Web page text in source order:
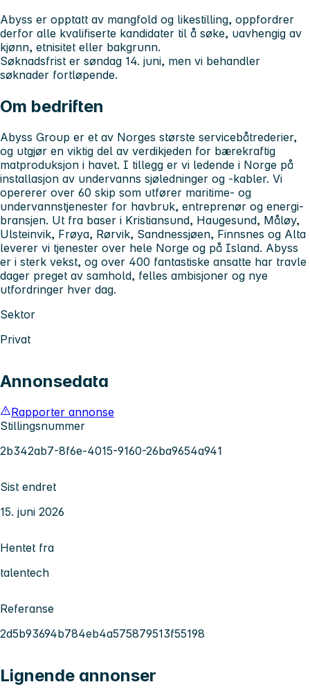
Abyss er opptatt av mangfold og likestilling, oppfordrer
derfor alle kvalifiserte kandidater til å søke, uavhengig av
kjønn, etnisitet eller bakgrunn.
Søknadsfrist er søndag 14. juni, men vi behandler
søknader fortløpende.
Om bedriften
Abyss Group er et av Norges største servicebåtrederier,
og utgjør en viktig del av verdikjeden for bærekraftig
matproduksjon i havet. I tillegg er vi ledende i Norge på
installasjon av undervanns sjøledninger og -kabler. Vi
opererer over 60 skip som utfører maritime- og
undervannstjenester for havbruk, entreprenør og energi-
bransjen. Ut fra baser i Kristiansund, Haugesund, Måløy,
Ulsteinvik, Frøya, Rørvik, Sandnessjøen, Finnsnes og Alta
leverer vi tjenester over hele Norge og på Island. Abyss
er i sterk vekst, og over 400 fantastiske ansatte har travle
dager preget av samhold, felles ambisjoner og nye
utfordringer hver dag.
Sektor
Privat
Annonsedata
Rapporter annonse
Stillingsnummer
2b342ab7-8f6e-4015-9160-26ba9654a941
Sist endret
15. juni 2026
Hentet fra
talentech
Referanse
2d5b93694b784eb4a575879513f55198
Lignende annonser